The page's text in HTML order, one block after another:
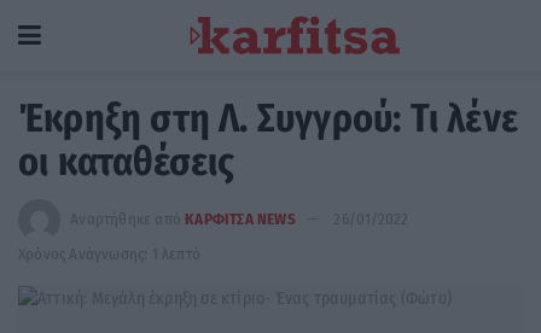
Έκρηξη στη Λ. Συγγρού: Τι λένε
οι καταθέσεις
Αναρτήθηκε από ΚΑΡΦΙΤΣΑ NEWS
26/01/2022
Χρόνος Ανάγνωσης: 1 λεπτό